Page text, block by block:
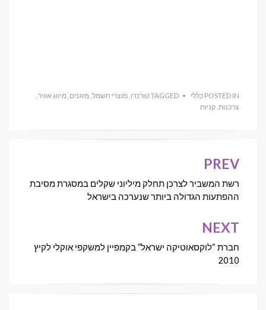
POSTED IN כללי TAGGED טורנדו,מוצרי חשמל,מזגנים,מיזוג אוויר,
צרכנות,קניות
ניווט
PREV
רשת המשביר לצרכן תחלק מיליוני שקלים במסגרת מסיבת
ההפתעות הגדולה ביותר שנערכה בישראל
NEXT
חברת “לוקסאוטיקה ישראל” בקמפיין למשקפי אוקלי לקיץ
2010